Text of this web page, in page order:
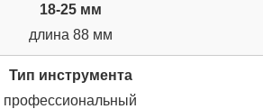
18-25 мм
длина 88 мм
Тип инструмента
профессиональный